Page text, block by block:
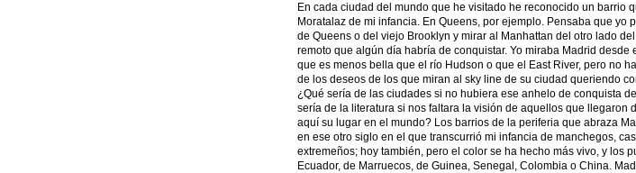
En cada ciudad del mundo que he visitado he reconocido un barrio
Moratalaz de mi infancia. En Queens, por ejemplo. Pensaba que yo
de Queens o del viejo Brooklyn y mirar al Manhattan del otro lado
remoto que algún día habría de conquistar. Yo miraba Madrid desde
que es menos bella que el río Hudson o que el East River, pero no
de los deseos de los que miran al sky line de su ciudad queriendo
¿Qué sería de las ciudades si no hubiera ese anhelo de conquista
sería de la literatura si nos faltara la visión de aquellos que llegaron
aquí su lugar en el mundo? Los barrios de la periferia que abraza
en ese otro siglo en el que transcurrió mi infancia de manchegos,
extremeños; hoy también, pero el color se ha hecho más vivo, y los
Ecuador, de Marruecos, de Guinea, Senegal, Colombia o China.